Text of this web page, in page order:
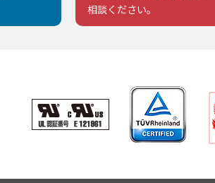
相談ください。